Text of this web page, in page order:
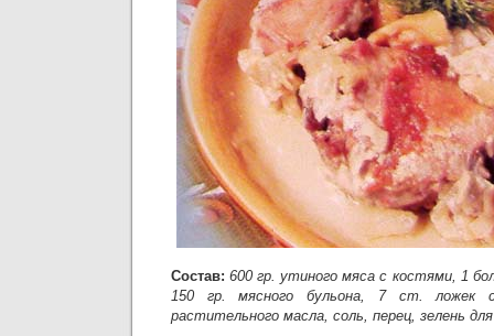
Состав:600 гр. утиного мяса с костями, 1
150 гр. мясного бульона, 7 ст. ложек
растительного масла, соль, перец, зелень